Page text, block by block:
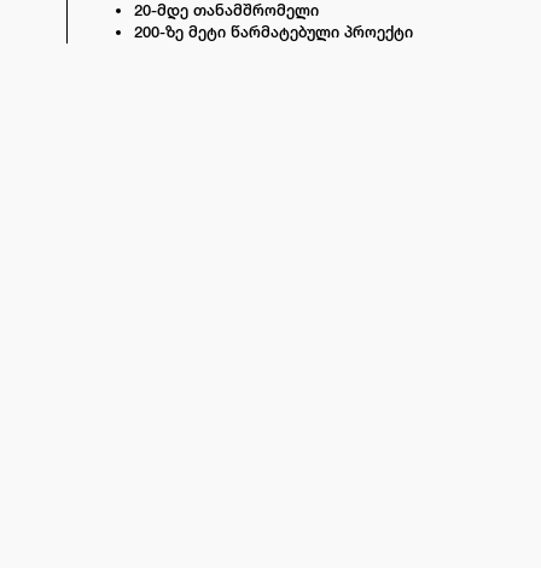
20-მდე თანამშრომელი
200-ზე მეტი წარმატებული პროექტი